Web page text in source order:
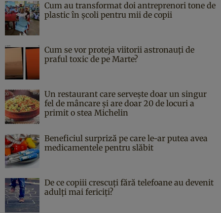
Cum au transformat doi antreprenori tone de
plastic în școli pentru mii de copii
Cum se vor proteja viitorii astronauți de
praful toxic de pe Marte?
Un restaurant care servește doar un singur
fel de mâncare și are doar 20 de locuri a
primit o stea Michelin
Beneficiul surpriză pe care le-ar putea avea
medicamentele pentru slăbit
De ce copiii crescuți fără telefoane au devenit
adulți mai fericiți?